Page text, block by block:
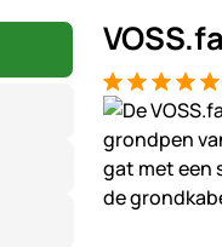
Beoordeling:
3